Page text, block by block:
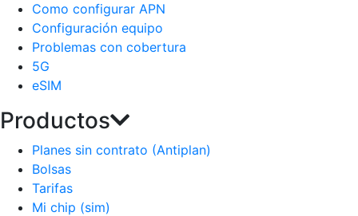
Como configurar APN
Configuración equipo
Problemas con cobertura
5G
eSIM
Productos
Planes sin contrato (Antiplan)
Bolsas
Tarifas
Mi chip (sim)